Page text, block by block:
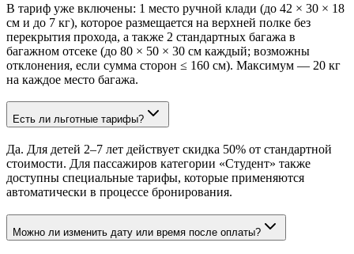
В тариф уже включены: 1 место ручной клади (до 42 × 30 × 18
см и до 7 кг), которое размещается на верхней полке без
перекрытия прохода, а также 2 стандартных багажа в
багажном отсеке (до 80 × 50 × 30 см каждый; возможны
отклонения, если сумма сторон ≤ 160 см). Максимум — 20 кг
на каждое место багажа.
Есть ли льготные тарифы?
Да. Для детей 2–7 лет действует скидка 50% от стандартной
стоимости. Для пассажиров категории «Студент» также
доступны специальные тарифы, которые применяются
автоматически в процессе бронирования.
Можно ли изменить дату или время после оплаты?